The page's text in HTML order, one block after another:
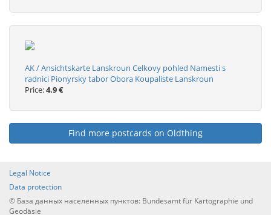
AK / Ansichtskarte Lanskroun Celkovy pohled Namesti s
radnici Pionyrsky tabor Obora Koupaliste Lanskroun
Price:4.9 €
Find more postcards on Oldthing
Legal Notice
Data protection
© База данных населенных пунктов: Bundesamt für Kartographie und
Geodäsie